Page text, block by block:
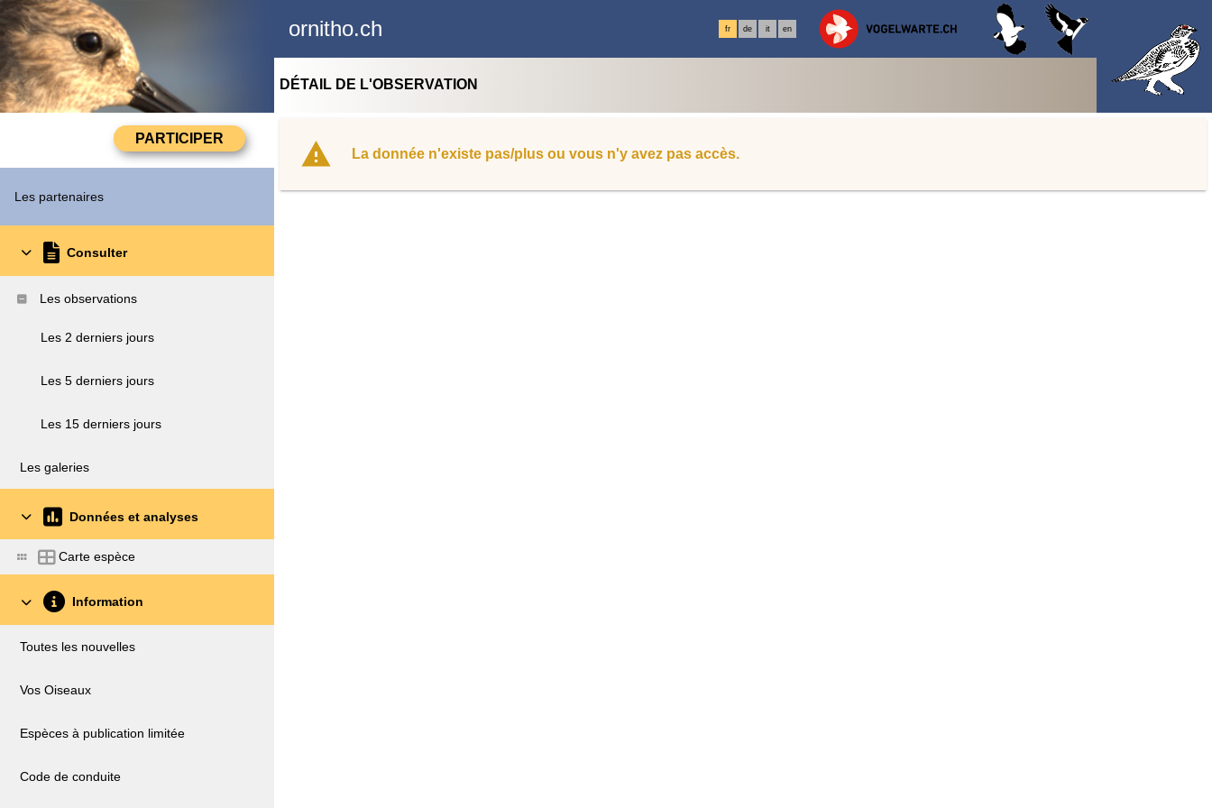
ornitho.ch fr de it en
Les partenaires
Consulter
Les observations
Les 2 derniers jours
Les 5 derniers jours
Les 15 derniers jours
Les galeries
Données et analyses
Carte espèce
Information
Toutes les nouvelles
Vos Oiseaux
Espèces à publication limitée
Code de conduite
DÉTAIL DE L'OBSERVATION
La donnée n'existe pas/plus ou vous n'y avez pas accès.